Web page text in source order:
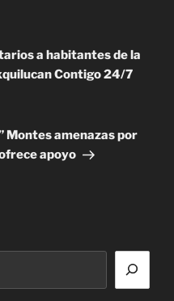
a habitantes de la
Contigo 24/7
Montes amenazas por
apoyo